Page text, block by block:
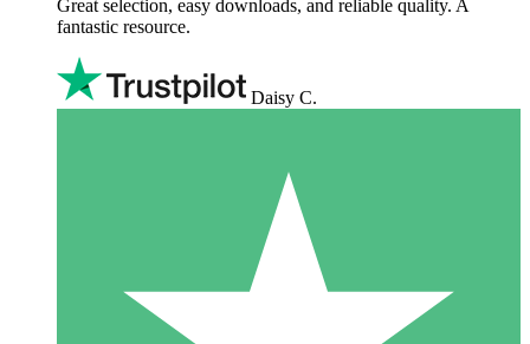
Great selection, easy downloads, and reliable quality. A
fantastic resource.
Daisy C.